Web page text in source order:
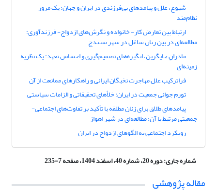
شیوع، علل و پیامدهای بی‌فرزندی در ایران و جهان: یک مرور
نظام‌مند
ارتباط بین تعارض کار- خانواده و نگرش‌های ازدواج- فرزندآوری:
مطالعه‌ای در بین زنان شاغل در شهر سنندج
مادرانِ جایگزین، انگیزه‌های تصمیم‌گیری و احساس تعهد: یک نظریه
زمینه‌ای
فراترکیب علل مهاجرت نخبگان ایرانی و راهکارهای ممانعت از آن
تورم جوانی جمعیت در ایران: خلأهای تحقیقاتی و الزامات سیاستی
پیامدهای طلاق برای زنان مطلقه با تأکید بر تفاوت‌های اجتماعی-
جمعیتی مرتبط با آن: مطالعه‌ای در شهر اهواز
رویکرد اجتماعی به الگوهای ازدواج در ایران
شماره جاری:دوره 20، شماره 40، اسفند 1404، صفحه 7-235
مقاله پژوهشی